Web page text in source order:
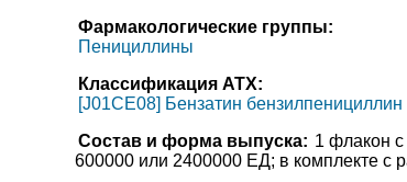
Фармакологические группы:
Пенициллины
Классификация АТХ:
[J01CE08] Бензатин бензилпенициллин
Состав и форма выпуска: 1 флакон
600000 или 2400000 ЕД; в комплекте с